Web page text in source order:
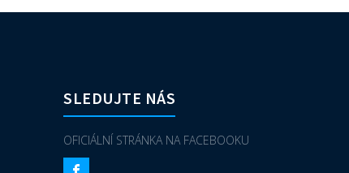
SLEDUJTE NÁS
OFICIÁLNÍ STRÁNKA NA FACEBOOKU